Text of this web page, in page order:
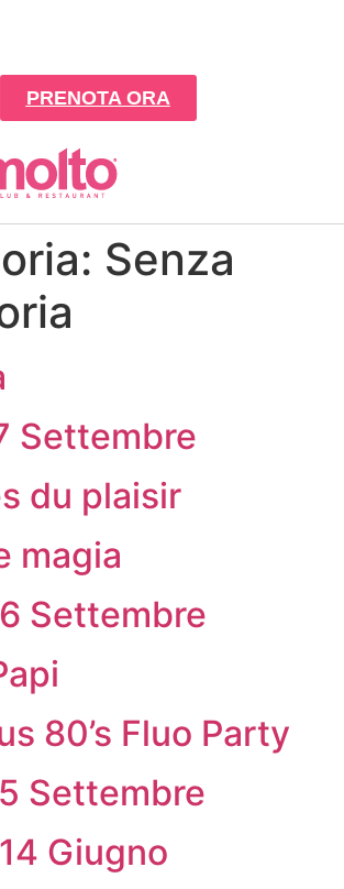
PRENOTA ORA
Senza
Settembre
du plaisir
magia
Settembre
80’s Fluo Party
Settembre
Giugno